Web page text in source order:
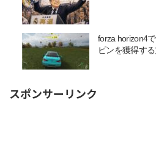
forza horizon4
ピンを獲得す
スポンサーリンク